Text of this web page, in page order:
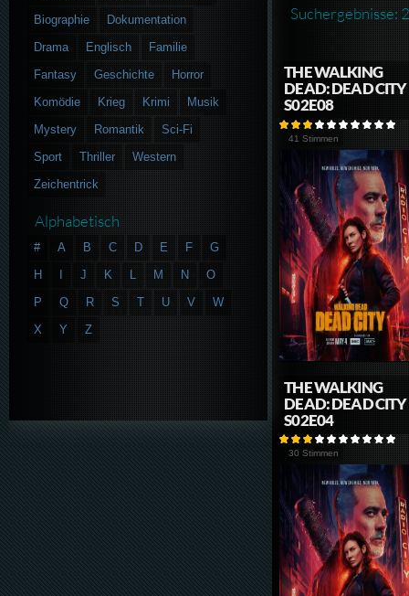
Suchergebnisse:
THE WALKING
DEAD: DEAD CITY
S02E08
41 Stimmen
THE WALKING
DEAD: DEAD CITY
S02E04
30 Stimmen
Biographie
Dokumentation
Drama
Englisch
Familie
Fantasy
Geschichte
Horror
Komödie
Krieg Krimi
Musik
Mystery
Romantik
Sci-Fi
Sport
Thriller
Western
Zeichentrick
Alphabetisch
# A B C D E F
G
H
J K L M N
O
P
Q R S T U V
W
X
Y Z